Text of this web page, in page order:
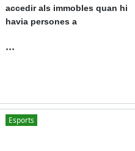
accedir als immobles quan hi
havia persones a
...
Esports